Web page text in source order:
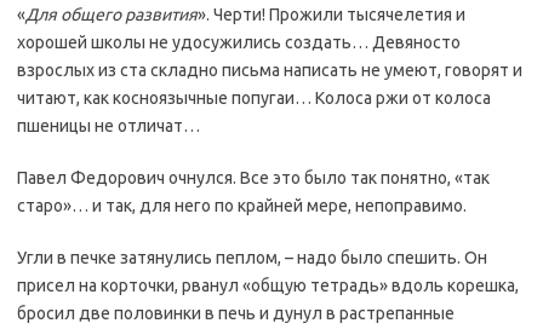
«Для общего развития». Черти! Прожили тысячелетия и
хорошей школы не удосужились создать… Девяносто
взрослых из ста складно письма написать не умеют, говорят и
читают, как косноязычные попугаи… Колоса ржи от колоса
пшеницы не отличат…
Павел Федорович очнулся. Все это было так понятно, «так
старо»… и так, для него по крайней мере, непоправимо.
Угли в печке затянулись пеплом, – надо было спешить. Он
присел на корточки, рванул «общую тетрадь» вдоль корешка,
бросил две половинки в печь и дунул в растрепанные